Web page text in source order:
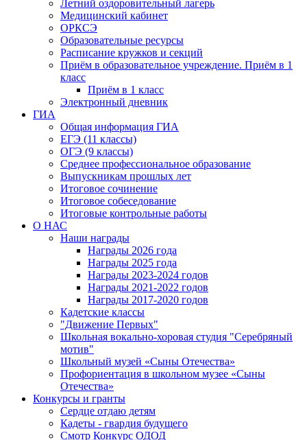
Летний оздоровительный лагерь
Медицинский кабинет
ОРКСЭ
Образовательные ресурсы
Расписание кружков и секций
Приём в образовательное учреждение. Приём в 1
класс
Приём в 1 класс
Электронный дневник
ГИА
Общая информация ГИА
ЕГЭ (11 классы)
ОГЭ (9 классы)
Среднее профессиональное образование
Выпускникам прошлых лет
Итоговое сочинение
Итоговое собеседование
Итоговые контрольные работы
О НАС
Наши награды
Награды 2026 года
Награды 2025 года
Награды 2023-2024 годов
Награды 2021-2022 годов
Награды 2017-2020 годов
Кадетские классы
"Движение Первых"
Школьная вокально-хоровая студия "Серебряный
мотив"
Школьный музей «Сыны Отечества»
Профориентация в школьном музее «Сыны
Отечества»
Конкурсы и гранты
Сердце отдаю детям
Кадеты - гвардия будущего
Смотр Конкурс ОДОД